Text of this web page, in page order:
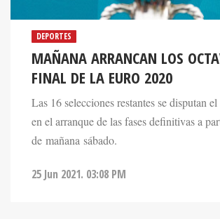
MAÑANA ARRANCAN LOS
FINAL DE LA EURO 2020
Las 16 selecciones restantes se disputan el
en el arranque de las fases definitivas a
de mañana sábado.